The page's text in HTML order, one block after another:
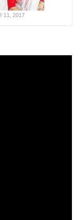
11, 2017